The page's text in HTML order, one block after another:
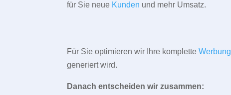
für Sie neue Kunden und mehr Umsatz.
Für Sie optimieren wir Ihre kompletteWerbung
generiert wird.
Danach entscheiden wir zusammen: